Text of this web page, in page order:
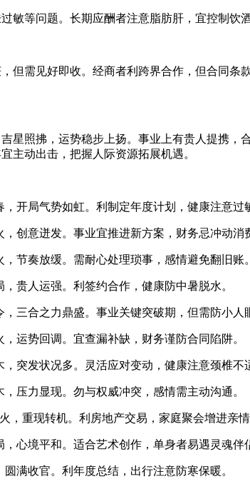
等问题。长期应酬者注意脂肪肝，宜控制饮
需见好即收。经商者利跨界合作，但合同条
照拂，运势稳步上扬。事业上有贵人提携，
主动出击，把握人际资源拓展机遇。
开局气势如虹。利制定年度计划，健康注意过
创意迸发。事业宜推进新方案，财务忌冲动消
节奏放缓。需耐心处理琐事，感情避免翻旧账。
贵人运强。利签约合作，健康防中暑脱水。
三合之力鼎盛。事业关键突破期，但需防小人
运势回调。宜查漏补缺，财务谨防合同陷阱。
突发状况多。灵活应对变动，健康注意颈椎不
压力显现。勿与权威冲突，感情需主动沟通。
重现转机。利房地产交易，家庭聚会增进亲情
心境平和。适合艺术创作，单身者易遇灵魂伴
满收官。利年度总结，出行注意防寒保暖。